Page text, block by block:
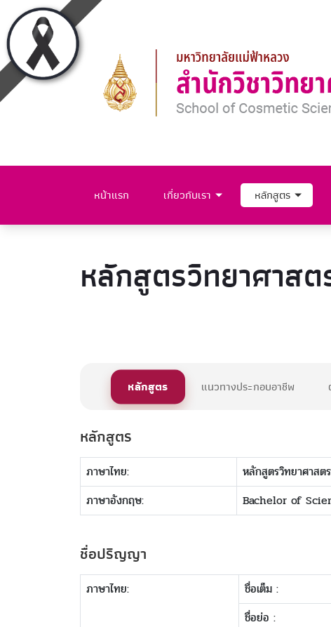
หน้าแรก เกี่ยวกับเรา หลักสูตร
หลักสูตรวิทยาศาสต
หลักสูตร แนวทางประกอบอาชีพ
หลักสูตร
ภาษาไทย:
หลักสูตรวิทยาศาสต
ภาษาอังกฤษ:
Bachelor of
ชื่อปริญญา
ภาษาไทย: ชื่อเต็ม :
ชื่อย่อ :